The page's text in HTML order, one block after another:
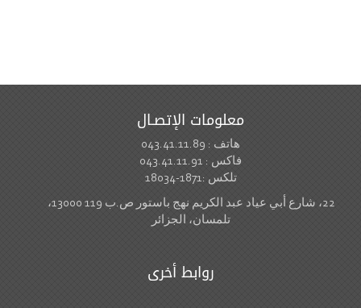
معلومات الإتصـال
هاتف : 043.41.11.89
فاكس : 043.41.11.91
تلكس :1871-18034
22، شارع أبي عياد عبد الكريم نهج باستور ص.ب 119 13000،
تلمسان، الجزائر
روابط أخرى